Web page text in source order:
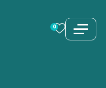
0